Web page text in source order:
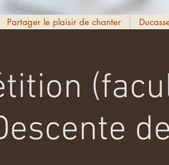
Partager le plaisir de chanter